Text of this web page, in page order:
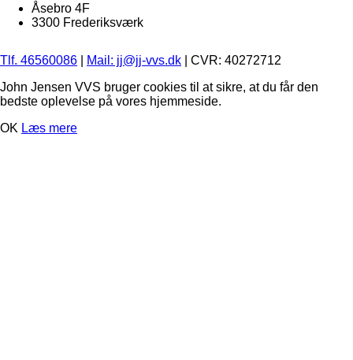
Åsebro 4F
3300 Frederiksværk
Tlf. 46560086 Mail: jj@jj-vvs.dk | CVR: 40272712
John Jensen VVS bruger cookies til at sikre, at du får den
bedste oplevelse på vores hjemmeside.
OK Læs mere